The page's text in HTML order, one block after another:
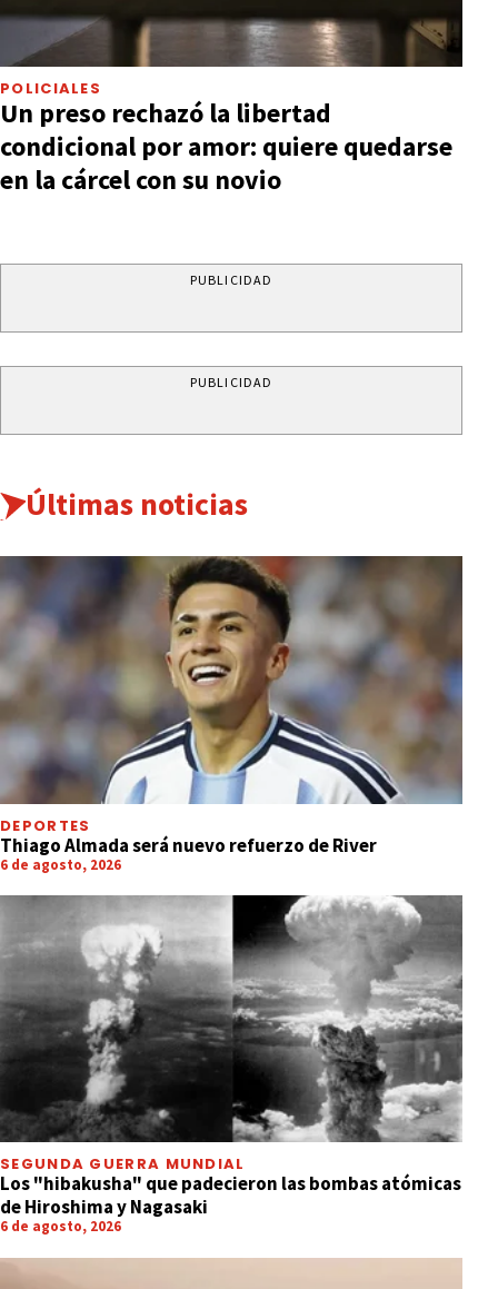
POLICIALES
Un preso rechazó la libertad
condicional por amor: quiere quedarse
en la cárcel con su novio
PUBLICIDAD
PUBLICIDAD
Últimas noticias
DEPORTES
Thiago Almada será nuevo refuerzo de River
6 de agosto, 2026
SEGUNDA GUERRA MUNDIAL
Los "hibakusha" que padecieron las bombas atómicas
de Hiroshima y Nagasaki
6 de agosto, 2026